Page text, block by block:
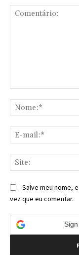
Salve meu nome,
vez que eu comentar.